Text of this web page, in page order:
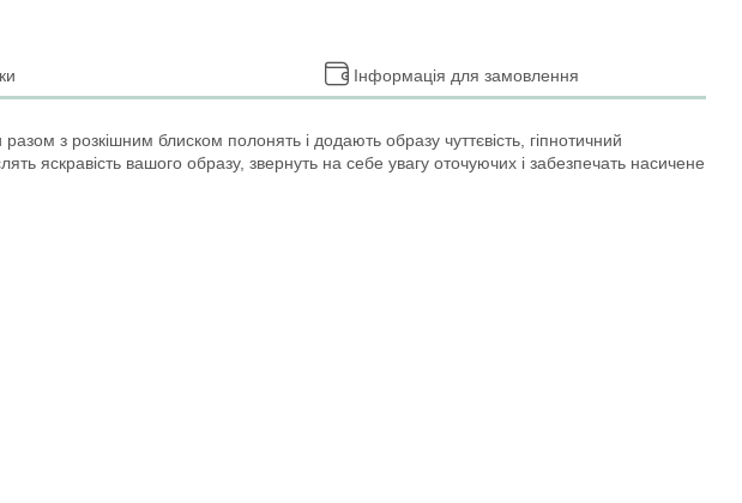
Інформація для замовлення
з розкішним блиском полонять і додають образу чуттєвість, гіпнотичний
яскравість вашого образу, звернуть на себе увагу оточуючих і забезпечать насичене